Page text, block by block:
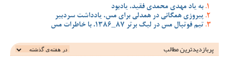
به یاد مهدی محمدی فقید، یادبود
پیروزی همگانی در همدلی برای مس، یادداشت سردبیر
تیم فوتبال مس در لیگ برتر 87_1386، با خاطرات مس
پربازدیدترین‌ مطالب